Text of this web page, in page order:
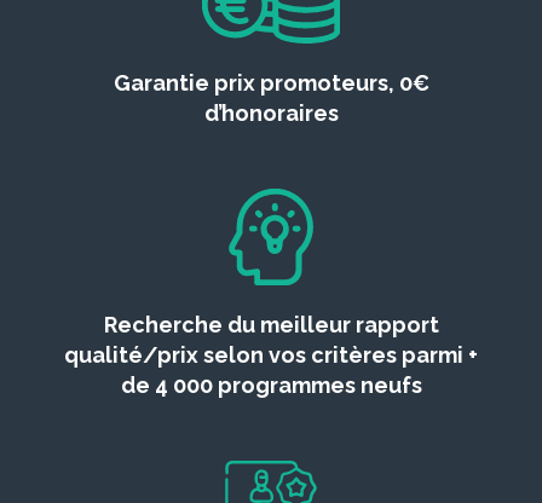
Garantie prix promoteurs, 0€
d’honoraires
Recherche du meilleur rapport
qualité/prix selon vos critères parmi +
de 4 000 programmes neufs